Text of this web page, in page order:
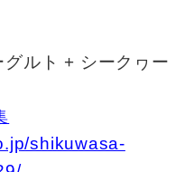
ルト + シークヮー
shikuwasa-